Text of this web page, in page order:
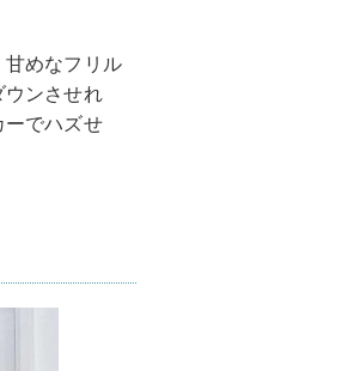
甘めなフリル
ウンさせれ
ーでハズせ